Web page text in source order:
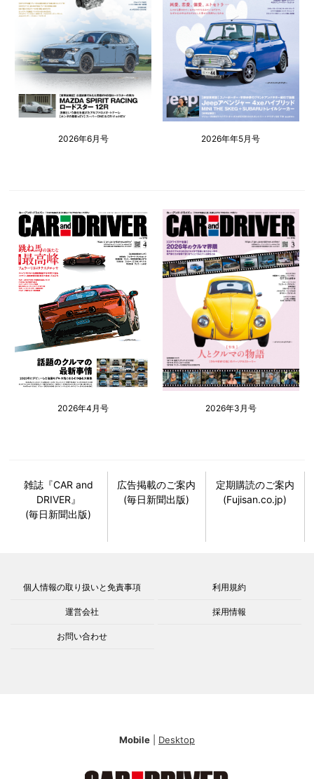
2026年6月号 2026年年5月号
2026年4月号 2026年3月号
雑誌『CAR and
DRIVER』
(毎日新聞出版)
広告掲載のご案内
(毎日新聞出版)
定期購読のご案内
(Fujisan.co.jp)
個人情報の取り扱いと免責事項 利用規約
運営会社 採用情報
お問い合わせ
Mobile Desktop